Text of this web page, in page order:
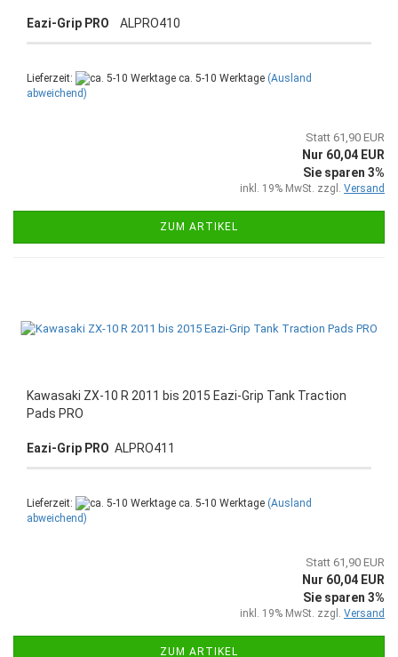
Eazi-Grip PRO ALPRO410
Lieferzeit: ca. 5-10 Werktage (Ausland
abweichend)
Statt 61,90 EUR
Nur 60,04 EUR
Sie sparen 3%
inkl. 19% MwSt. zzgl. Versand
ZUM ARTIKEL
Kawasaki ZX-10 R 2011 bis 2015 Eazi-Grip Tank Traction
Pads PRO
Eazi-Grip PRO ALPRO411
Lieferzeit: ca. 5-10 Werktage (Ausland
abweichend)
Statt 61,90 EUR
Nur 60,04 EUR
Sie sparen 3%
inkl. 19% MwSt. zzgl. Versand
ZUM ARTIKEL